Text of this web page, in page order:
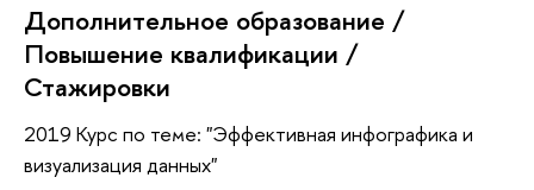
Дополнительное образование /
Повышение квалификации /
Стажировки
2019 Курс по теме: "Эффективная инфографика и
визуализация данных"